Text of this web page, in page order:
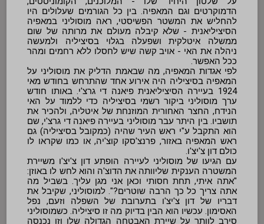
הדמוקרטים וגם המאפיה. בין כל הגורמים שעלולים היו
להחליש את המשטר הפשיסטי, ראה מוסוליני במאפיה
הסיציליאנית -
ניהלה את האי - אויב קשה שיש לחסלו ללא רחמים ומהר
ככל האפשר.
לפי אגדות המאפיה, מה שבאמת הדליק את מוסוליני על
1924 בעיירה הסיציליאנית פיאנה די גרצ'י. באותו חודש
הנידח, החצר האחורית המוזנחת של איטליה, ולהכיר את
עם הגיעו של מוסוליני לעיירה הופתע דון צ'יצ'ו משיירת
המשטרה הענקית שליוותה את הדוצ'ה והוא לחש לו באוזן:
אתה צריך כל כך הרבה שוטרים?". למוסוליני, שקיבל את
דבריו של דון צ'יצ'ו בתערובת של השפלה וזעם, נפל